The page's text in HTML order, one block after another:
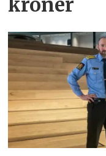
kroner